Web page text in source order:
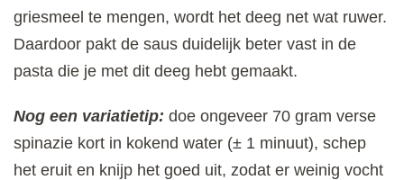
griesmeel te mengen, wordt het deeg net wat ruwer.
Daardoor pakt de saus duidelijk beter vast in de
pasta die je met dit deeg hebt gemaakt.
Nog een variatietip: doe ongeveer 70 gram verse
spinazie kort in kokend water (± 1 minuut), schep
het eruit en knijp het goed uit, zodat er weinig vocht